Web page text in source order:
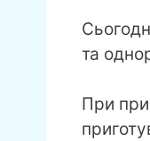
та
При